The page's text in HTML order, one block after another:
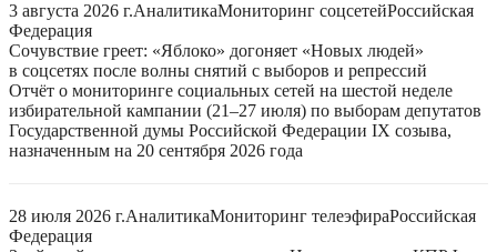
3 августа 2026 г.АналитикаМониторинг соцсетейРоссийская
Федерация
Сочувствие греет: «Яблоко» догоняет «Новых людей»
в соцсетях после волны снятий с выборов и репрессий
Отчёт о мониторинге социальных сетей на шестой неделе
избирательной кампании (21–27 июля) по выборам депутатов
Государственной думы Российской Федерации IX созыва,
назначенным на 20 сентября 2026 года
28 июля 2026 г.АналитикаМониторинг телеэфираРоссийская
Федерация